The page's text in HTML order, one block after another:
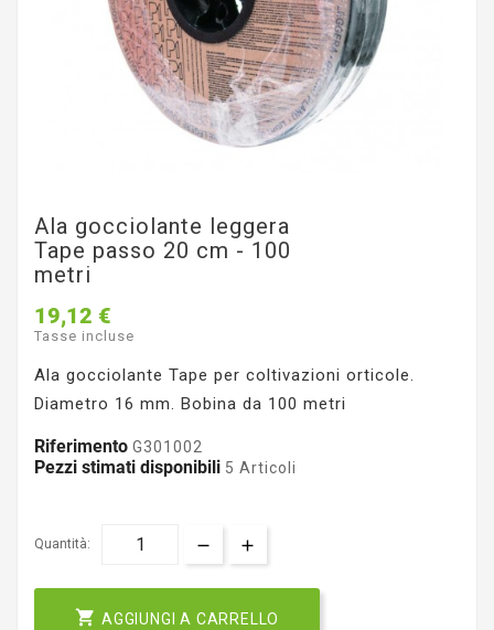
Ala gocciolante leggera
Tape passo 20 cm - 100
metri
19,12 €
Tasse incluse
Ala gocciolante Tape per coltivazioni orticole.
Diametro 16 mm. Bobina da 100 metri
Riferimento G301002
Pezzi stimati disponibili 5 Articoli
Quantità:
 AGGIUNGI A CARRELLO